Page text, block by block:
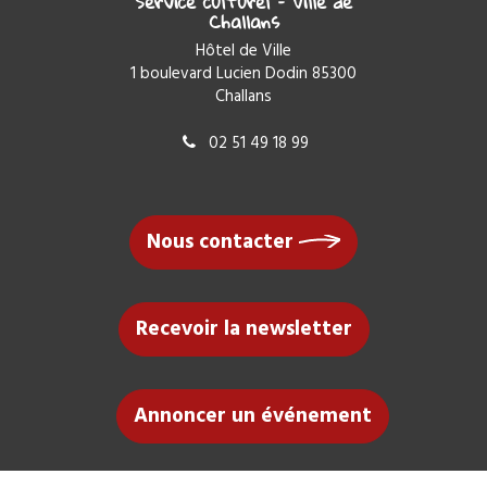
Challans
Hôtel de Ville
1 boulevard Lucien Dodin 85300
Challans
02 51 49 18 99
Nous contacter
Recevoir la newsletter
Annoncer un événement